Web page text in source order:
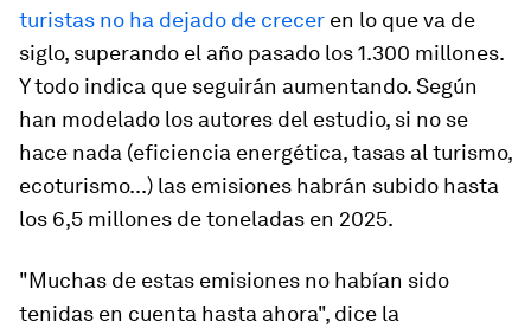
turistas no ha dejado de crecer en lo que va de
siglo, superando el año pasado los 1.300 millones.
Y todo indica que seguirán aumentando. Según
han modelado los autores del estudio, si no se
hace nada (eficiencia energética, tasas al turismo,
ecoturismo...) las emisiones habrán subido hasta
los 6,5 millones de toneladas en 2025.
"Muchas de estas emisiones no habían sido
tenidas en cuenta hasta ahora", dice la